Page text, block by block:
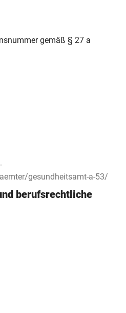
gemäß § 27 a
gesundheitsamt-a-53/
berufsrechtliche